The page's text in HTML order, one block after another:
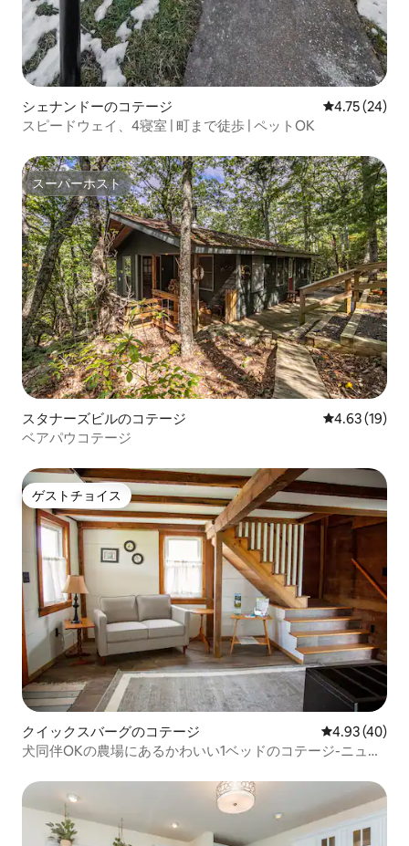
シェナンドーのコテージ レビュー24
4.75 (24)
スピードウェイ、4寝室 | 町まで徒歩 | ペットOK
スーパーホスト
スーパーホスト
スタナーズビルのコテージ レビュー19
4.63 (19)
ベアパウコテージ
ゲストチョイス
ゲストチョイス
クイックスバーグのコテージ レビュー40
4.93 (40)
犬同伴OKの農場にあるかわいい1ベッドのコテージ-ニュー